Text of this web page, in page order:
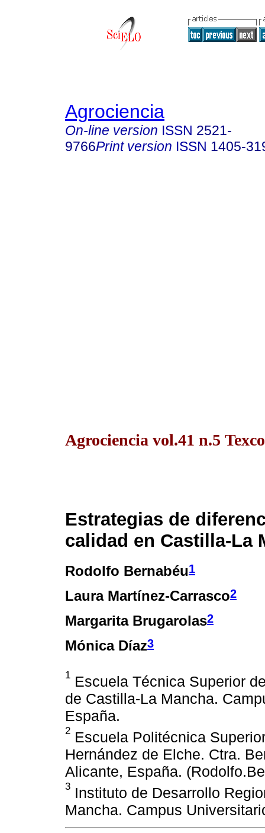
Agrociencia
On-line version ISSN 2521-
9766Print version ISSN 1405-
Agrociencia vol.41 n.5
Estrategias de
calidad en Castilla-La
Rodolfo Bernabéu1
Laura Martínez-Carrasco2
Margarita Brugarolas2
Mónica Díaz3
1 Escuela Técnica Superior
de Castilla-La Mancha.
España.
2 Escuela Politécnica
Hernández de Elche. Ctra.
Alicante, España.
3 Instituto de Desarrollo
Mancha. Campus